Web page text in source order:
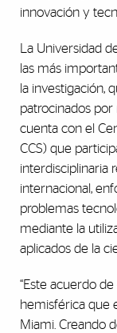
innovación y
La Universidad
las más
la investigación,
patrocinados por
cuenta con el
CCS) que
interdisciplinaria
internacional,
problemas
mediante la
aplicados de la
“Este acuerdo
hemisférica que
Miami. Creando